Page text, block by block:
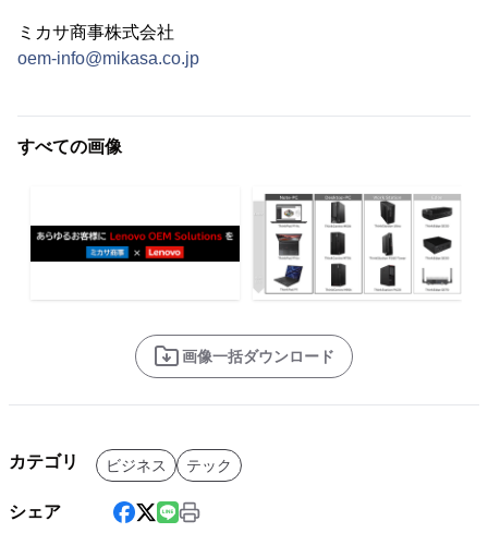
ミカサ商事株式会社
oem-info@mikasa.co.jp
すべての画像
画像一括ダウンロード
カテゴリ ビジネス テック
シェア